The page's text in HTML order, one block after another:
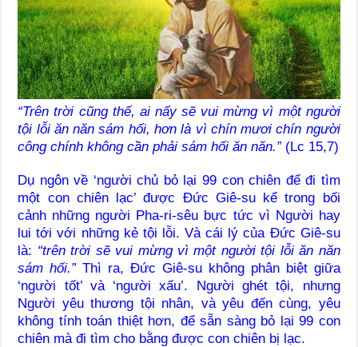
“Trên trời cũng thế, ai nấy sẽ vui mừng vì một người
tội lỗi ăn năn sám hối, hơn là vì chín mươi chín người
công chính không cần phải sám hối ăn năn.”(Lc 15,7)
Dụ ngôn về ‘người chủ bỏ lại 99 con chiên để đi tìm
một con chiên lạc’ được Đức Giê-su kể trong bối
cảnh những người Pha-ri-sêu bực tức vì Người hay
lui tới với những kẻ tội lỗi. Và cái lý của Đức Giê-su
là: “trên trời sẽ vui mừng vì một người tội lỗi ăn năn
sám hối.”Thì ra, Đức Giê-su không phân biệt giữa
‘người tốt’ và ‘người xấu’. Người ghét tội, nhưng
Người yêu thương tội nhân, và yêu đến cùng, yêu
không tính toán thiệt hơn, để sẵn sàng bỏ lại 99 con
chiên mà đi tìm cho bằng được con chiên bị lạc.